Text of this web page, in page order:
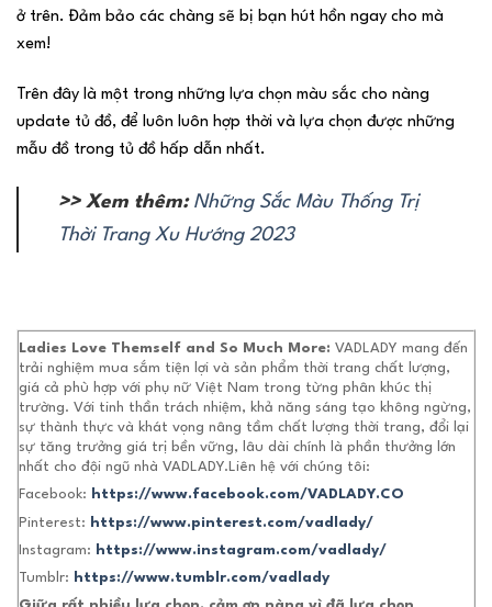
ở trên. Đảm bảo các chàng sẽ bị bạn hút hồn ngay cho mà
xem!
Trên đây là một trong những lựa chọn màu sắc cho nàng
update tủ đồ, để luôn luôn hợp thời và lựa chọn được những
mẫu đồ trong tủ đồ hấp dẫn nhất.
>> Xem thêm: Những Sắc Màu Thống Trị
Thời Trang Xu Hướng 2023
Ladies Love Themself and So Much More: VADLADY mang đến
trải nghiệm mua sắm tiện lợi và sản phẩm thời trang chất lượng,
giá cả phù hợp với phụ nữ Việt Nam trong từng phân khúc thị
trường. Với tinh thần trách nhiệm, khả năng sáng tạo không ngừng,
sự thành thực và khát vọng nâng tầm chất lượng thời trang, đổi lại
sự tăng trưởng giá trị bền vững, lâu dài chính là phần thưởng lớn
nhất cho đội ngũ nhà VADLADY.Liên hệ với chúng tôi:
Facebook:
https://www.facebook.com/VADLADY.CO
Pinterest:
https://www.pinterest.com/vadlady/
Instagram:
https://www.instagram.com/vadlady/
Tumblr:
https://www.tumblr.com/vadlady